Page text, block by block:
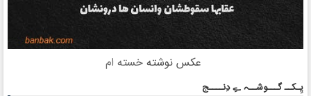
عکس نوشته خسته ام
ﯾِـکــ ﮔـــﻮﺷــہ ےِ ﺩِﻧــــﺞ